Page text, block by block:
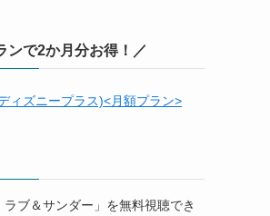
ンで2か月分お得！／
ラブ＆サンダー」を無料視聴でき